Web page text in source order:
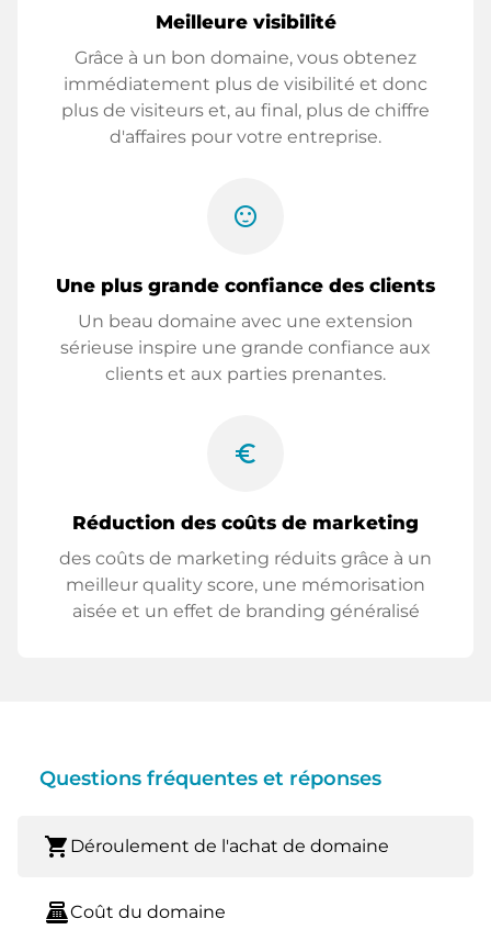
Meilleure visibilité
Grâce à un bon domaine, vous obtenez
immédiatement plus de visibilité et donc
plus de visiteurs et, au final, plus de chiffre
d'affaires pour votre entreprise.
sentiment_satisfied
Une plus grande confiance des clients
Un beau domaine avec une extension
sérieuse inspire une grande confiance aux
clients et aux parties prenantes.
euro_symbol
Réduction des coûts de marketing
des coûts de marketing réduits grâce à un
meilleur quality score, une mémorisation
aisée et un effet de branding généralisé
Questions fréquentes et réponses
shopping_cart Déroulement de l'achat de domaine
point_of_saleCoût du domaine